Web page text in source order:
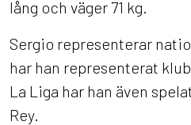
lång och väger 71 kg.
Sergio representerar
har han representerat
La Liga har han även
Rey.